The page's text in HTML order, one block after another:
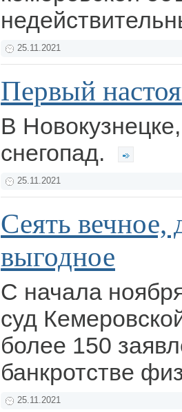
25.11.2021
Первый
В
снегопад.
25.11.2021
Сеять
выгодное
С начала
суд
более 150
банкротстве
25.11.2021